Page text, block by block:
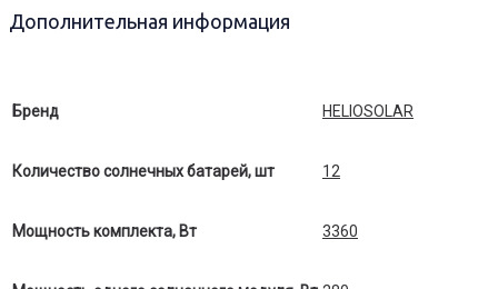
Дополнительная информация
Бренд HELIOSOLAR
Количество солнечных батарей, шт 12
Мощность комплекта, Вт 3360